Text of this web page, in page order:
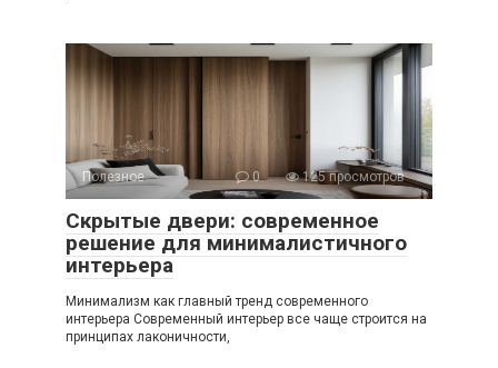
Полезное 0 125 просмотров
Скрытые двери: современное
решение для минималистичного
интерьера
Минимализм как главный тренд современного
интерьера Современный интерьер все чаще строится на
принципах лаконичности,